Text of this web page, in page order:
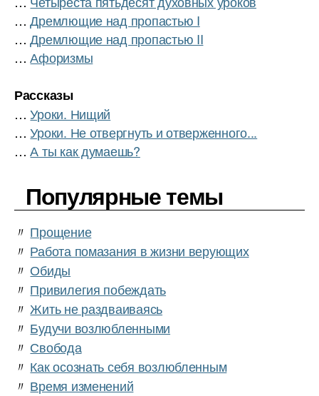
…Дремлющие над пропастью I
…Дремлющие над пропастью II
…Афоризмы
Рассказы
…Уроки. Нищий
…Уроки. Не отвергнуть и отверженного...
…А ты как думаешь?
Популярные темы
〃 Прощение
〃 Работа помазания в жизни верующих
〃 Обиды
〃 Привилегия побеждать
〃Жить не раздваиваясь
〃 Будучи возлюбленными
〃 Свобода
〃 Как осознать себя возлюбленным
〃 Время изменений